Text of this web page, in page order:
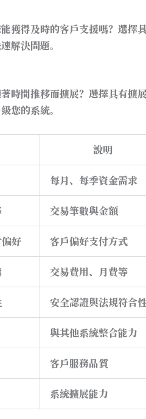
獲得及時的客戶支援嗎？選擇
解決問題。
時間推移而擴展？選擇具有擴
您的系統。
說明
每月、每季資金需求
交易筆數與金額
好 客戶偏好支付方式
交易費用、月費等
安全認證與法規符合
與其他系統整合能力
客戶服務品質
系統擴展能力